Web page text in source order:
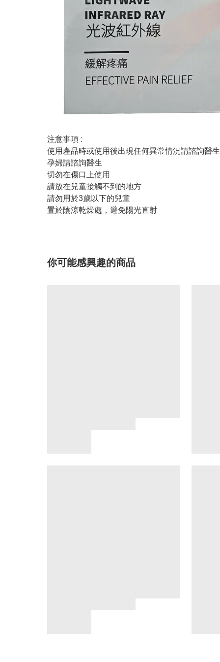
注意事項 :
使用產品時或使用後出現任何異常情況請諮詢醫生
孕婦請諮詢醫生
切勿在傷口上使用
請放在兒童接觸不到的地方
請勿用於3歲以下的兒童
置於陰涼乾燥處，避免陽光直射
你可能感興趣的商品